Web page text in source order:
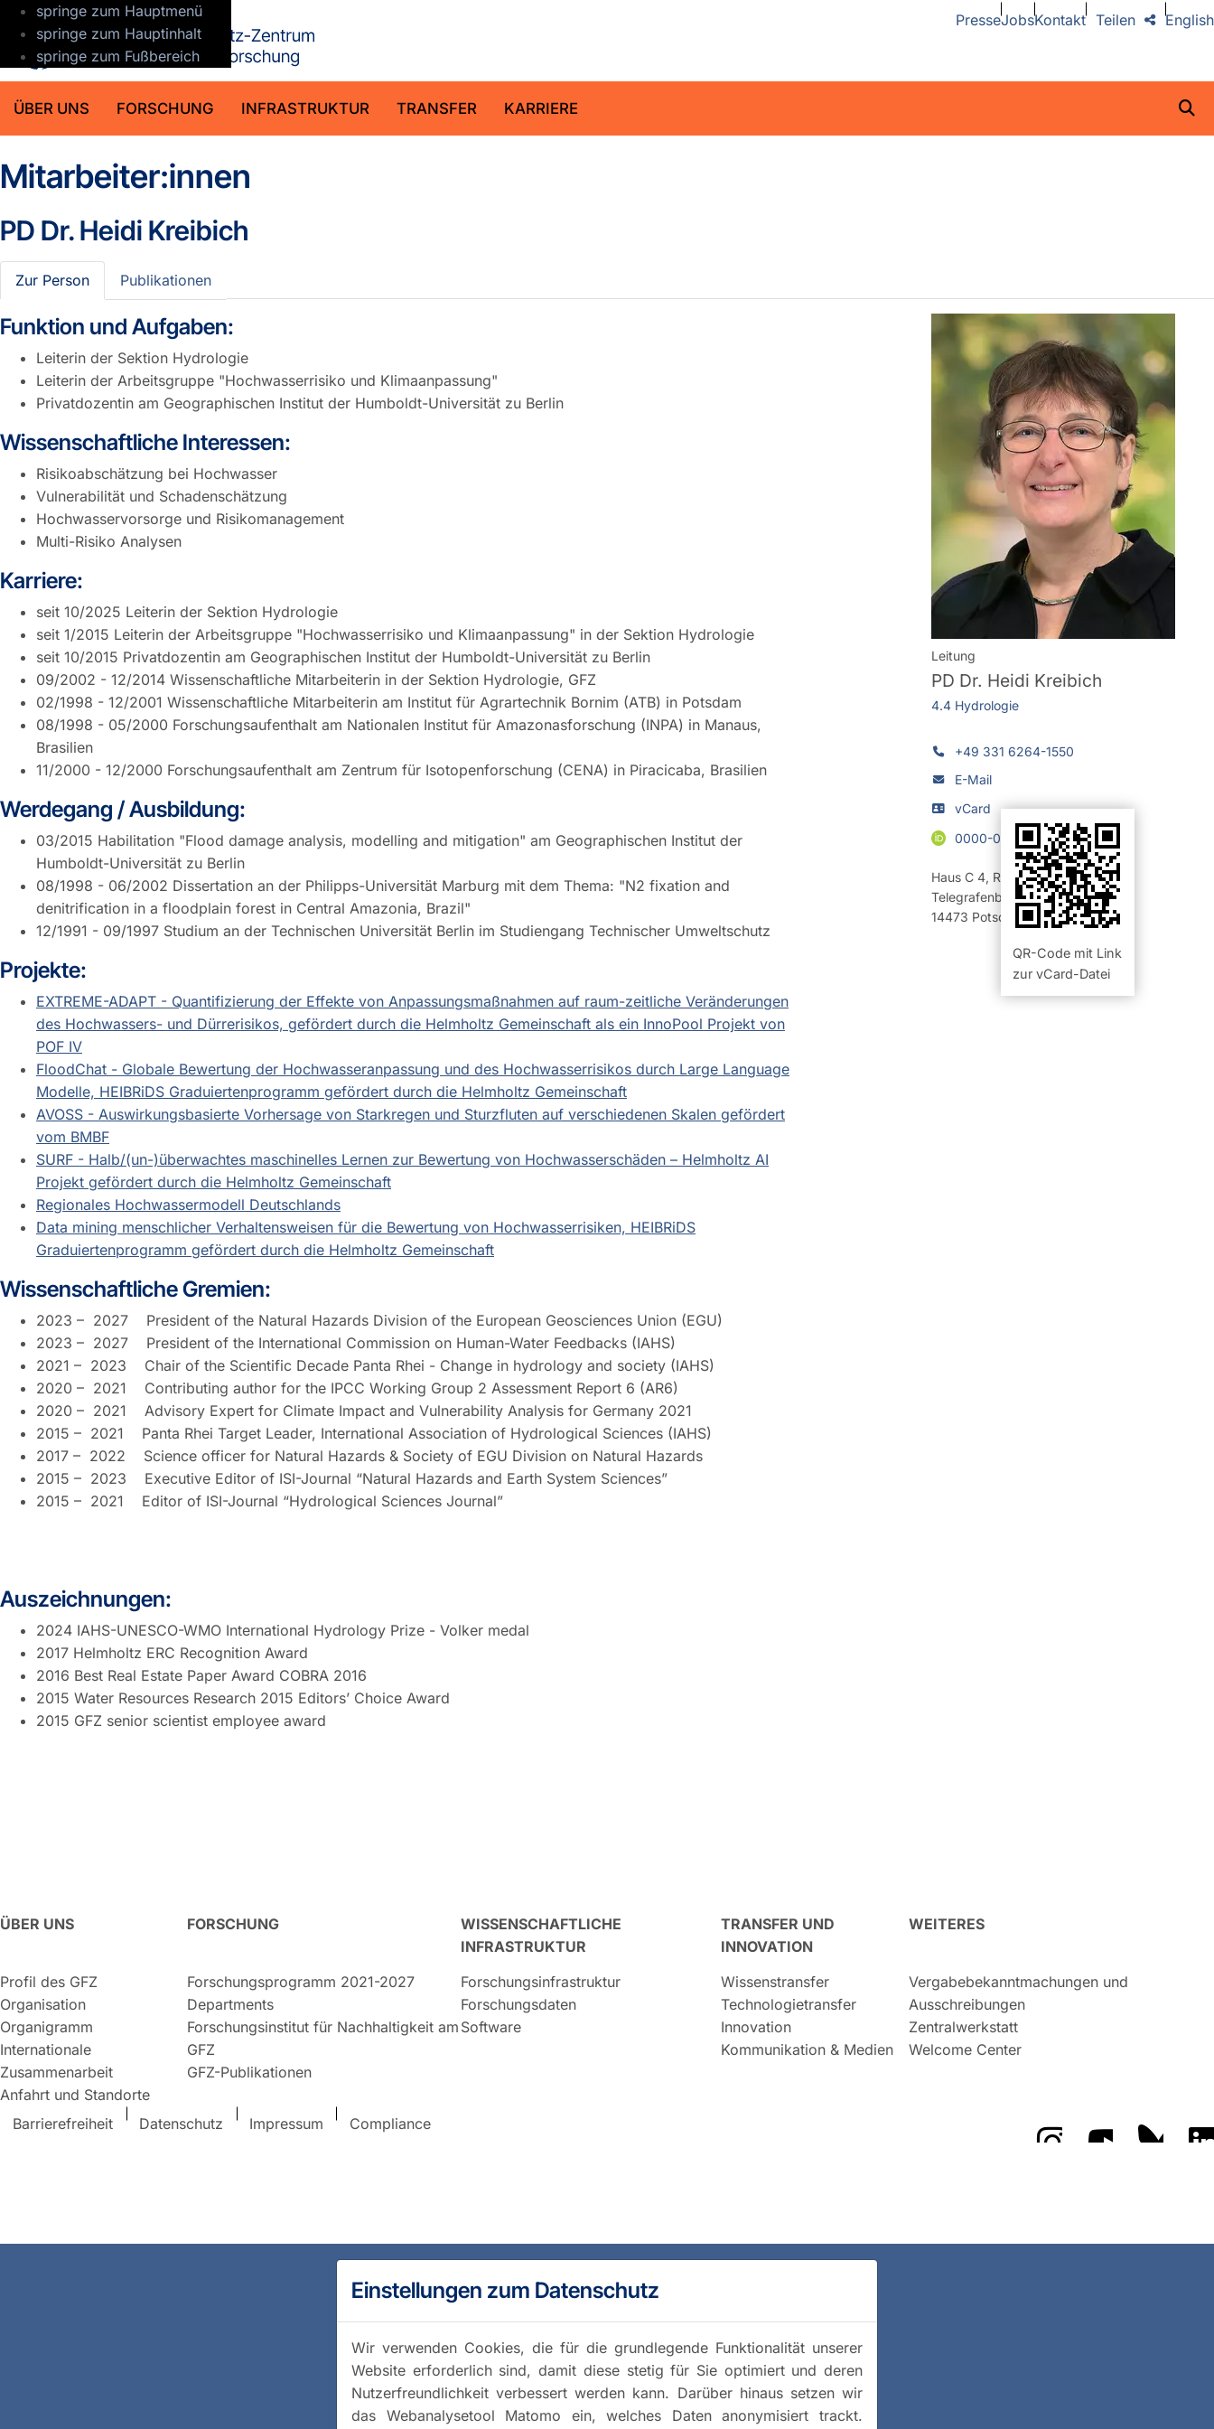
springe zum Hauptmenü
springe zum Hauptinhalt
springe zum Fußbereich
ÜBER UNS FORSCHUNG INFRASTRUKTUR TRANSFER KARRIERE
PresseJobsKontakt English
Teilen
Mitarbeiter:innen
PD Dr.Heidi Kreibich
Zur Person Publikationen
Leitung
PD Dr. Heidi Kreibich
4.4 Hydrologie
+49 331 6264-1550
E-Mail
vCard
QR-Code mit Link
zur vCard-Datei
0000-0001-6274-3625
Haus C 4, Raum 2.15 (Büro)
Telegrafenberg
14473 Potsdam
Funktion und Aufgaben:
Leiterin der Sektion Hydrologie
Leiterin der Arbeitsgruppe "Hochwasserrisiko und Klimaanpassung"
Privatdozentin am Geographischen Institut der Humboldt-Universität zu Berlin
Wissenschaftliche Interessen:
Risikoabschätzung bei Hochwasser
Vulnerabilität und Schadenschätzung
Hochwasservorsorge und Risikomanagement
Multi-Risiko Analysen
Karriere:
seit 10/2025 Leiterin der Sektion Hydrologie
seit 1/2015 Leiterin der Arbeitsgruppe "Hochwasserrisiko und Klimaanpassung" in der Sektion Hydrologie
seit 10/2015 Privatdozentin am Geographischen Institut der Humboldt-Universität zu Berlin
09/2002 - 12/2014 Wissenschaftliche Mitarbeiterin in der Sektion Hydrologie, GFZ
02/1998 - 12/2001 Wissenschaftliche Mitarbeiterin am Institut für Agrartechnik Bornim (ATB) in Potsdam
08/1998 - 05/2000 Forschungsaufenthalt am Nationalen Institut für Amazonasforschung (INPA) in Manaus,
Brasilien
11/2000 - 12/2000 Forschungsaufenthalt am Zentrum für Isotopenforschung (CENA) in Piracicaba, Brasilien
Werdegang / Ausbildung:
03/2015 Habilitation "Flood damage analysis, modelling and mitigation" am Geographischen Institut der
Humboldt-Universität zu Berlin
08/1998 - 06/2002 Dissertation an der Philipps-Universität Marburg mit dem Thema: "N2 fixation and
denitrification in a floodplain forest in Central Amazonia, Brazil"
12/1991 - 09/1997 Studium an der Technischen Universität Berlin im Studiengang Technischer Umweltschutz
Projekte:
EXTREME-ADAPT - Quantifizierung der Effekte von Anpassungsmaßnahmen auf raum-zeitliche Veränderungen
des Hochwassers- und Dürrerisikos, gefördert durch die Helmholtz Gemeinschaft als ein InnoPool Projekt von
POF IV
FloodChat - Globale Bewertung der Hochwasseranpassung und des Hochwasserrisikos durch Large Language
Modelle, HEIBRiDS Graduiertenprogramm gefördert durch die Helmholtz Gemeinschaft
AVOSS - Auswirkungsbasierte Vorhersage von Starkregen und Sturzfluten auf verschiedenen Skalen gefördert
vom BMBF
SURF - Halb/(un-)überwachtes maschinelles Lernen zur Bewertung von Hochwasserschäden – Helmholtz AI
Projekt gefördert durch die Helmholtz Gemeinschaft
Regionales Hochwassermodell Deutschlands
Data mining menschlicher Verhaltensweisen für die Bewertung von Hochwasserrisiken, HEIBRiDS
Graduiertenprogramm gefördert durch die Helmholtz Gemeinschaft
Wissenschaftliche Gremien:
2023 – 2027 President of the Natural Hazards Division of the European Geosciences Union (EGU)
2023 – 2027 President of the International Commission on Human-Water Feedbacks (IAHS)
2021 – 2023 Chair of the Scientific Decade Panta Rhei - Change in hydrology and society (IAHS)
2020 – 2021 Contributing author for the IPCC Working Group 2 Assessment Report 6 (AR6)
2020 – 2021 Advisory Expert for Climate Impact and Vulnerability Analysis for Germany 2021
2015 – 2021 Panta Rhei Target Leader, International Association of Hydrological Sciences (IAHS)
2017 – 2022 Science officer for Natural Hazards & Society of EGU Division on Natural Hazards
2015 – 2023 Executive Editor of ISI-Journal “Natural Hazards and Earth System Sciences”
2015 – 2021 Editor of ISI-Journal “Hydrological Sciences Journal”
Auszeichnungen:
2024 IAHS-UNESCO-WMO International Hydrology Prize - Volker medal
2017 Helmholtz ERC Recognition Award
2016 Best Real Estate Paper Award COBRA 2016
2015 Water Resources Research 2015 Editors’ Choice Award
2015 GFZ senior scientist employee award
ÜBER UNS
Profil des GFZ
Organisation
Organigramm
Internationale
Zusammenarbeit
Anfahrt und Standorte
FORSCHUNG
Forschungsprogramm 2021-2027
Departments
Forschungsinstitut für Nachhaltigkeit am
GFZ
GFZ-Publikationen
WISSENSCHAFTLICHE
INFRASTRUKTUR
Forschungsinfrastruktur
Forschungsdaten
Software
TRANSFER UND
INNOVATION
Wissenstransfer
Technologietransfer
Innovation
Kommunikation & Medien
WEITERES
Vergabebekanntmachungen und
Ausschreibungen
Zentralwerkstatt
Welcome Center
Barrierefreiheit Datenschutz Impressum Compliance Das GFZ aufDas GFZ auf
Das
Einstellungen zum Datenschutz
Wir verwenden Cookies, die für die grundlegende Funktionalität unserer
Website erforderlich sind, damit diese stetig für Sie optimiert und deren
Nutzerfreundlichkeit verbessert werden kann. Darüber hinaus setzen wir
das Webanalysetool Matomo ein, welches Daten anonymisiert trackt.